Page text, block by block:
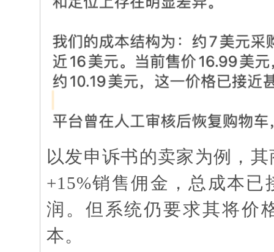
以发申诉书的卖家为例，
+15%销售佣金，总成本
润。但系统仍要求其将价
本。